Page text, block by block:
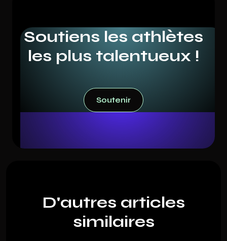
Soutiens les athlètes
les plus talentueux !
Soutenir
Soutenir
D'autres articles
similaires